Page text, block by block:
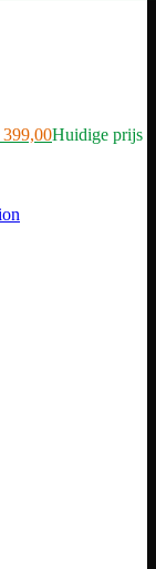
399,00Huidige prijs